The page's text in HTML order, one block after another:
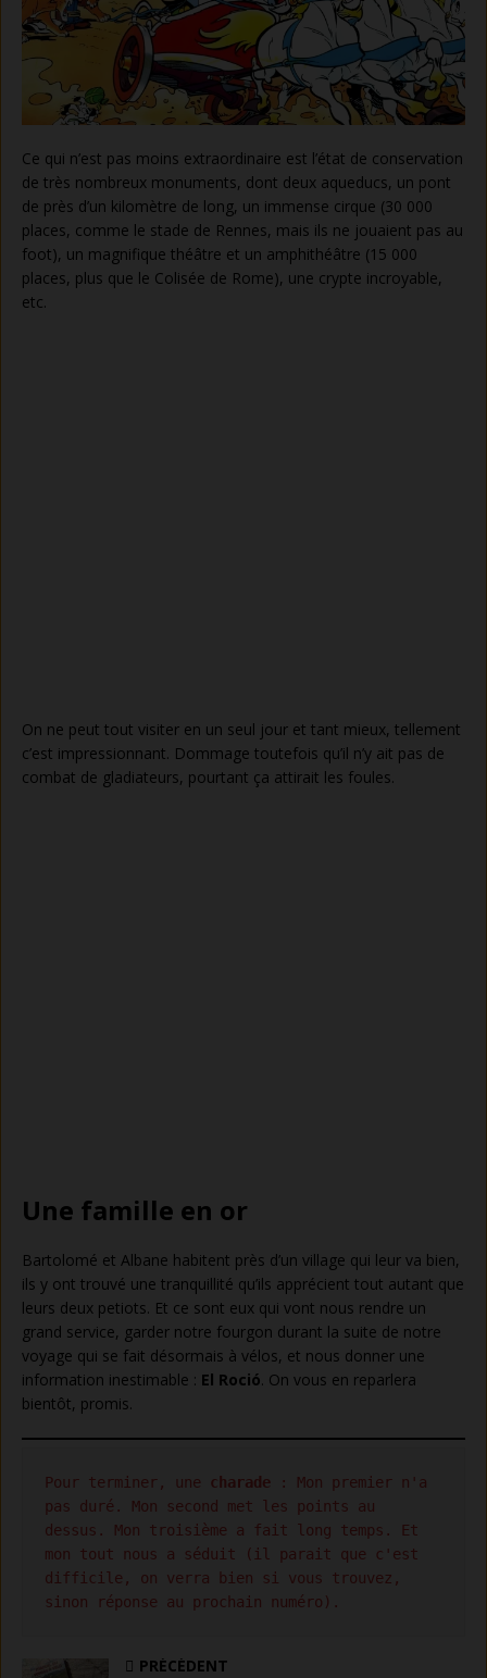
Ce qui n’est pas moins extraordinaire est l’état de conservation
de très nombreux monuments, dont deux aqueducs, un pont
de près d’un kilomètre de long, un immense cirque (30 000
places, comme le stade de Rennes, mais ils ne jouaient pas au
foot), un magnifique théâtre et un amphithéâtre (15 000
places, plus que le Colisée de Rome), une crypte incroyable,
etc.
On ne peut tout visiter en un seul jour et tant mieux, tellement
c’est impressionnant. Dommage toutefois qu’il n’y ait pas de
combat de gladiateurs, pourtant ça attirait les foules.
Une famille en or
Bartolomé et Albane habitent près d’un village qui leur va bien,
ils y ont trouvé une tranquillité qu’ils apprécient tout autant que
leurs deux petiots. Et ce sont eux qui vont nous rendre un
grand service, garder notre fourgon durant la suite de notre
voyage qui se fait désormais à vélos, et nous donner une
information inestimable : El Roció. On vous en reparlera
bientôt, promis.
Pour terminer, une charade : Mon premier n'a
pas duré. Mon second met les points au
dessus. Mon troisième a fait long temps. Et
mon tout nous a séduit (il parait que c'est
difficile, on verra bien si vous trouvez,
sinon réponse au prochain numéro).
PRÉCÉDENT